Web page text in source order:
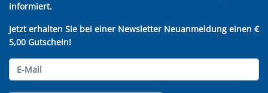
informiert.
Jetzt erhalten Sie bei einer Newsletter Neuanmeldung einen €
5,00 Gutschein!